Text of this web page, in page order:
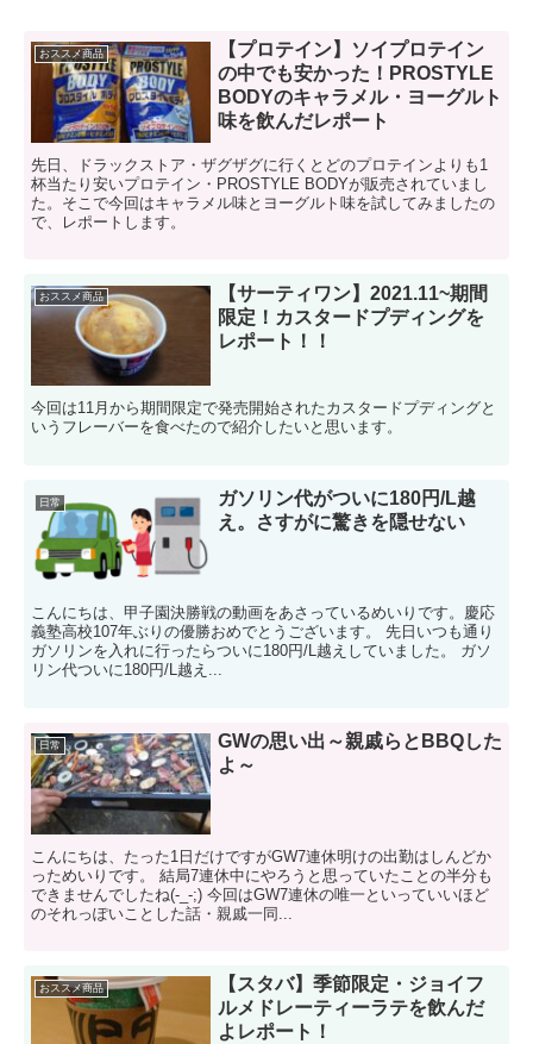
おススメ商品
【プロテイン】ソイプロテイン
の中でも安かった！PROSTYLE
BODYのキャラメル・ヨーグルト
味を飲んだレポート
先日、ドラックストア・ザグザグに行くとどのプロテインよりも1
杯当たり安いプロテイン・PROSTYLE BODYが販売されていまし
た。そこで今回はキャラメル味とヨーグルト味を試してみましたの
で、レポートします。
おススメ商品
【サーティワン】2021.11~期間
限定！カスタードプディングを
レポート！！
今回は11月から期間限定で発売開始されたカスタードプディングと
いうフレーバーを食べたので紹介したいと思います。
日常
ガソリン代がついに180円/L越
え。さすがに驚きを隠せない
こんにちは、甲子園決勝戦の動画をあさっているめいりです。慶応
義塾高校107年ぶりの優勝おめでとうございます。 先日いつも通り
ガソリンを入れに行ったらついに180円/L越えしていました。 ガソ
リン代ついに180円/L越え...
日常
GWの思い出～親戚らとBBQした
よ～
こんにちは、たった1日だけですがGW7連休明けの出勤はしんどか
っためいりです。 結局7連休中にやろうと思っていたことの半分も
できませんでしたね(-_-;) 今回はGW7連休の唯一といっていいほど
のそれっぽいことした話・親戚一同...
おススメ商品
【スタバ】季節限定・ジョイフ
ルメドレーティーラテを飲んだ
よレポート！